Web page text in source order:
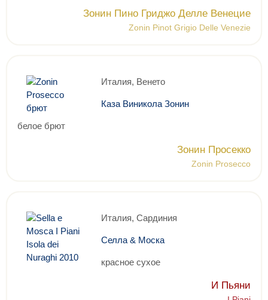
Зонин Пино Гриджо Делле Венецие
Zonin Pinot Grigio Delle Venezie
Италия, Венето
Каза Виникола Зонин
белое брют
Зонин Просекко
Zonin Prosecco
Италия, Сардиния
Селла & Моска
красное сухое
И Пьяни